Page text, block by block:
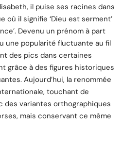
il puise ses racines dans
où il signifie ‘Dieu est serment’
Devenu un prénom à part
une popularité fluctuante au fil
des pics dans certaines
grâce à des figures historiques
Aujourd’hui, la renommée
touchant de
des variantes orthographiques
mais conservant ce même